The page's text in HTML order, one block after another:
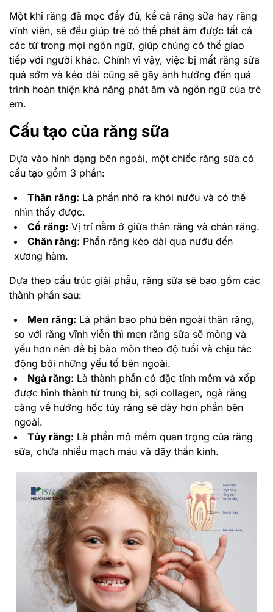
Một khi răng đã mọc đầy đủ, kể cả răng sữa hay răng
vĩnh viễn, sẽ đều giúp trẻ có thể phát âm được tất cả
các từ trong mọi ngôn ngữ, giúp chúng có thể giao
tiếp với người khác. Chính vì vậy, việc bị mất răng sữa
quá sớm và kéo dài cũng sẽ gây ảnh hưởng đến quá
trình hoàn thiện khả năng phát âm và ngôn ngữ của trẻ
em.
Cấu tạo của răng sữa
Dựa vào hình dạng bên ngoài, một chiếc răng sữa có
cấu tạo gồm 3 phần:
Thân răng: Là phần nhô ra khỏi nướu và có thể
nhìn thấy được.
Cổ răng: Vị trí nằm ở giữa thân răng và chân răng.
Chân răng: Phần răng kéo dài qua nướu đến
xương hàm.
Dựa theo cấu trúc giải phẫu, răng sữa sẽ bao gồm các
thành phần sau:
Men răng: Là phần bao phủ bên ngoài thân răng,
so với răng vĩnh viễn thì men răng sữa sẽ mỏng và
yếu hơn nên dễ bị bào mòn theo độ tuổi và chịu tác
động bởi những yếu tố bên ngoài.
Ngà răng: Là thành phần có đặc tính mềm và xốp
được hình thành từ trung bì, sợi collagen, ngà răng
càng về hướng hốc tủy răng sẽ dày hơn phần bên
ngoài.
Tủy răng: Là phần mô mềm quan trọng của răng
sữa, chứa nhiều mạch máu và dây thần kinh.